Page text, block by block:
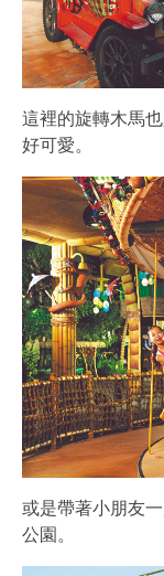
這裡的旋轉木馬
好可愛。
或是帶著小朋友
公園。